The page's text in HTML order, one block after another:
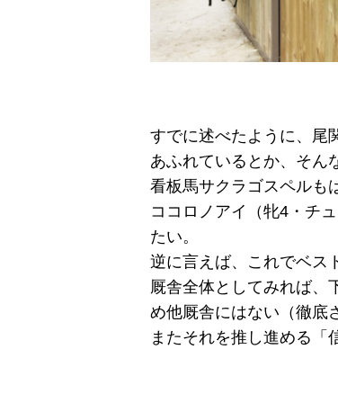
すでに述べたように、尾
あふれているとか、そん
看板馬サクラゴスペルも
ココロノアイ（牝4・チ
たい。
逆に言えば、これでベス
厩舎全体としてみれば、
め他厩舎にはない（徹底
またそれを推し進める「